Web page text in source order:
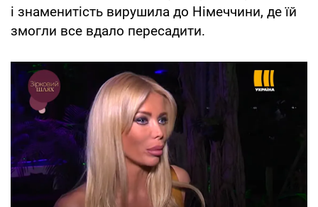
і знаменитість вирушила до Німеччини, де їй
змогли все вдало пересадити.